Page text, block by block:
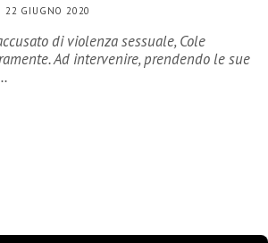
|22 GIUGNO 2020
di violenza sessuale, Cole
Ad intervenire, prendendo le sue